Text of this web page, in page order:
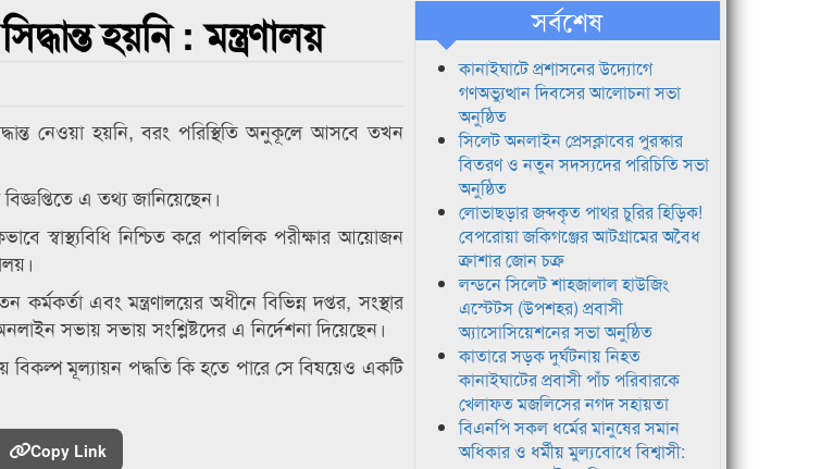
আত্মসমর্পন, ৫ দিনের রিমান্ড চাইবে পুলিশ
হয়নি : মন্ত্রণালয়
নেওয়া হয়নি, বরং পরিস্থিতি অনুকূলে আসবে তখন
এ তথ্য জানিয়েছেন।
স্বাস্থ্যবিধি নিশ্চিত করে পাবলিক পরীক্ষার আয়োজন
কর্মকর্তা এবং মন্ত্রণালয়ের অধীনে বিভিন্ন দপ্তর, সংস্থার
সভায় সভায় সংশ্লিষ্টদের এ নির্দেশনা দিয়েছেন।
বিকল্প মূল্যায়ন পদ্ধতি কি হতে পারে সে বিষয়েও একটি
Copy Link
সর্বশেষ
কানাইঘাটে প্রশাসনের উদ্যোগে
গণঅভ্যুত্থান দিবসের আলোচনা সভা
অনুষ্ঠিত
সিলেট অনলাইন প্রেসক্লাবের পুরস্কার
বিতরণ ও নতুন সদস্যদের পরিচিতি সভা
অনুষ্ঠিত
লোভাছড়ার জব্দকৃত পাথর চুরির হিড়িক!
বেপরোয়া জকিগঞ্জের আটগ্রামের অবৈধ
ক্রাশার জোন চক্র
লন্ডনে সিলেট শাহজালাল হাউজিং
এস্টেটস (উপশহর) প্রবাসী
অ্যাসোসিয়েশনের সভা অনুষ্ঠিত
কাতারে সড়ক দুর্ঘটনায় নিহত
কানাইঘাটের প্রবাসী পাঁচ পরিবারকে
খেলাফত মজলিসের নগদ সহায়তা
বিএনপি সকল ধর্মের মানুষের সমান
অধিকার ও ধর্মীয় মুল্যবোধে বিশ্বাসী: